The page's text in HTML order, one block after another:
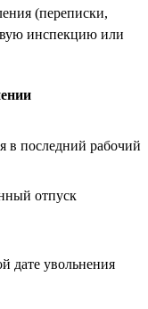
(переписки,
инспекцию или
в последний рабочий
отпуск
дате увольнения